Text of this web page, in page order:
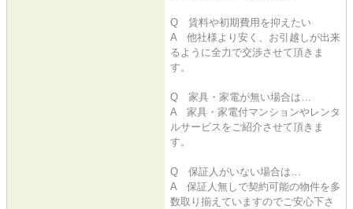
Q 賃料や初期費用を抑えたい
A 他社様より安く、お引越しが出来
るように全力で交渉させて頂きま
す。
Q 家具・家電が無い場合は…
A 家具・家電付マンションやレンタ
ルサービスをご紹介させて頂きま
す。
Q 保証人がいない場合は…
A 保証人無しで契約可能の物件を多
数取り揃えていますのでご安心下さ